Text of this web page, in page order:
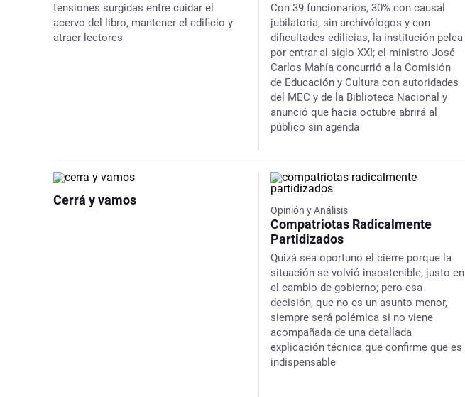
tensiones surgidas entre cuidar el
acervo del libro, mantener el edificio y
atraer lectores
Con 39 funcionarios, 30% con causal
jubilatoria, sin archivólogos y con
dificultades edilicias, la institución pelea
por entrar al siglo XXI; el ministro José
Carlos Mahía concurrió a la Comisión
de Educación y Cultura con autoridades
del MEC y de la Biblioteca Nacional y
anunció que hacia octubre abrirá al
público sin agenda
Cerrá y vamos
Opinión y Análisis
Compatriotas Radicalmente
Partidizados
Quizá sea oportuno el cierre porque la
situación se volvió insostenible, justo en
el cambio de gobierno; pero esa
decisión, que no es un asunto menor,
siempre será polémica si no viene
acompañada de una detallada
explicación técnica que confirme que es
indispensable